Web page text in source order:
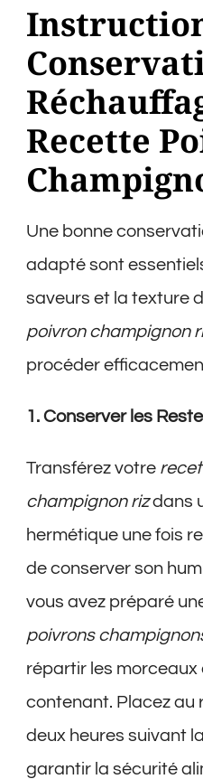
Recette
Une bonne
adapté sont
saveurs et la texture
poivron champignon
procéder
1. Conserver les
Transférez votre
champignon rizdans
hermétique une fois
de conserver son
vous avez préparé
poivrons
répartir les morceaux
contenant. Placez au
deux heures suivant
garantir la sécurité